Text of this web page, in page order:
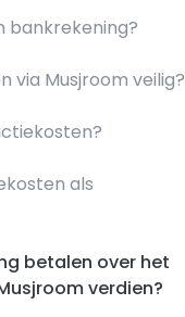
bankrekening?
via Musjroom veilig?
als
betalen over het
verdien?